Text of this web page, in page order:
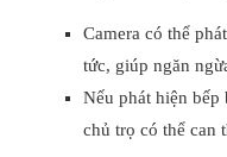
Camera có thể
tức, giúp ngăn
Nếu phát hiện bếp
chủ trọ có thể can